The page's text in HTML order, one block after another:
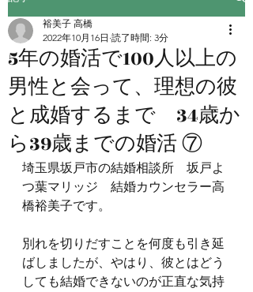
5年の婚活で100人以上の
男性と会って、理想の彼
と成婚するまで 34歳か
ら39歳までの婚活 ⑦
裕美子 高橋
2022年10月16日 読了時間: 3分
埼玉県坂戸市の結婚相談所　坂戸よ
つ葉マリッジ　結婚カウンセラー高
橋裕美子です。
別れを切りだすことを何度も引き延
ばしましたが、やはり、彼とはどう
しても結婚できないのが正直な気持